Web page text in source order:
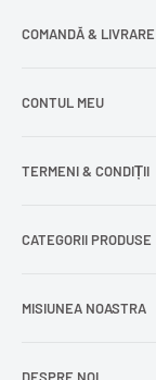
COMANDĂ & LIVRARE
Livrare gratuită
CONTUL MEU
Comenzile mele
Cont nou
Comandă ca
TERMENI & CONDIȚII
Politica de
Politica de
CATEGORII PRODUSE
Dulciuri și snacks
MISIUNEA NOASTRA